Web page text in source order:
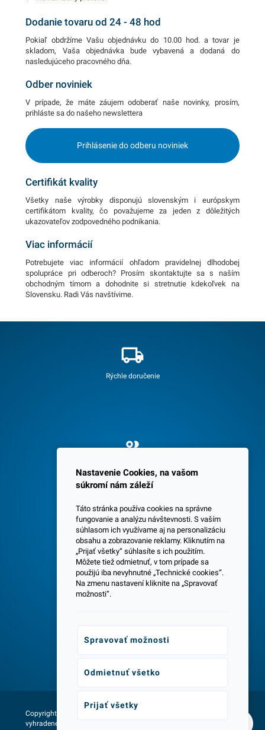
Dodanie tovaru od 24 - 48 hod
Pokiaľ obdržíme Vašu objednávku do 10.00 hod. a tovar je
skladom, Vaša objednávka bude vybavená a dodaná do
nasledujúceho pracovného dňa.
Odber noviniek
V prípade, že máte záujem odoberať naše novinky, prosím,
prihláste sa do našeho newslettera
Prihlásenie do odberu noviniek
Certifikát kvality
Všetky naše výrobky disponujú slovenským i európskym
certifikátom kvality, čo považujeme za jeden z dôležitých
ukazovateľov zodpovedného podnikania.
Viac informácií
Potrebujete viac informácií ohľadom pravidelnej dlhodobej
spolupráce pri odberoch? Prosím skontaktujte sa s naším
obchodným tímom a dohodnite si stretnutie kdekoľvek na
Slovensku. Radi Vás navštívime.
Rýchle doručenie
Spokojných 3600 zákazníkov
Centrála a predajňa v Senci
Copyright © 2026 - Všetky práva
vyhradené lumax.sk
Nastavenie Cookies, na vašom
súkromí nám záleží
Táto stránka používa cookies na správne
fungovanie a analýzu návštevnosti. S vaším
súhlasom ich využívame aj na personalizáciu
obsahu a zobrazovanie reklamy. Kliknutím na
„Prijať všetky“ súhlasíte s ich použitím.
Môžete tiež odmietnuť, v tom prípade sa
použijú iba nevyhnutné „Technické cookies“.
Na zmenu nastavení kliknite na „Spravovať
možnosti“.
Spravovať možnosti
Odmietnuť všetko
Prijať všetky